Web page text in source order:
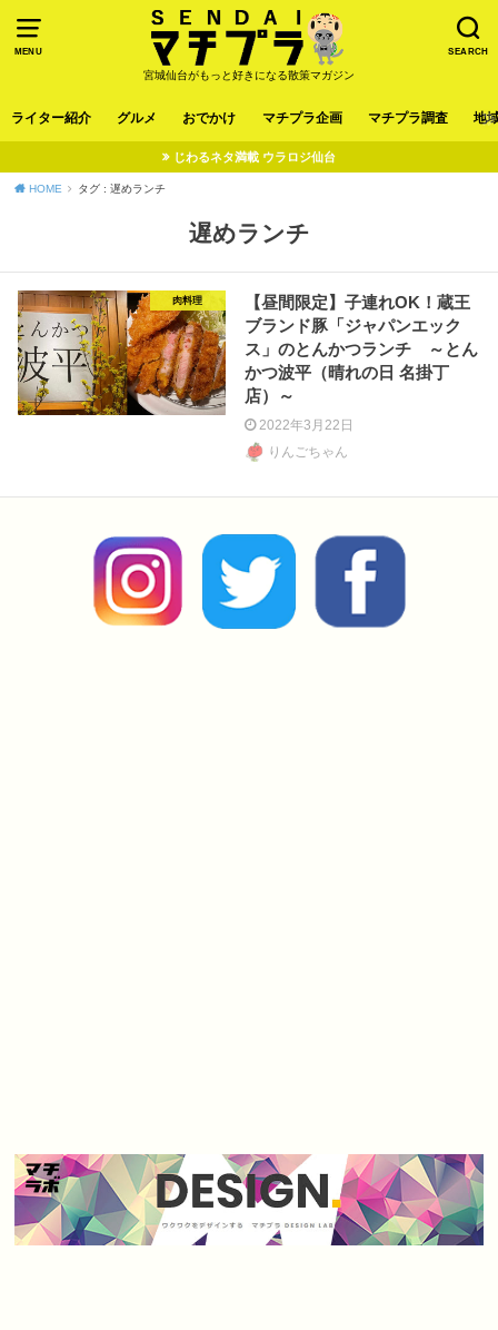
MENU SEARCH
宮城仙台がもっと好きになる散策マガジン
ライター紹介 グルメ おでかけ マチプラ企画 マチプラ調査 地
じわるネタ満載 ウラロジ仙台
HOME タグ : 遅めランチ
遅めランチ
肉料理
【昼間限定】子連れOK！蔵王
ブランド豚「ジャパンエック
ス」のとんかつランチ ～とん
かつ波平（晴れの日 名掛丁
店）～
2022年3月22日
りんごちゃん